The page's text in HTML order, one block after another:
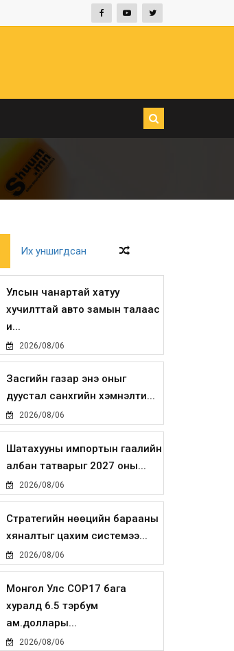
Их уншигдсан
Улсын чанартай хатуу
хучилттай авто замын талаас
и...
2026/08/06
Засгийн газар энэ оныг
дуустал санхүүгийн хэмнэлти...
2026/08/06
Шатахууны импортын гаалийн
албан татварыг 2027 оны...
2026/08/06
Стратегийн нөөцийн барааны
хяналтыг цахим системээ...
2026/08/06
Монгол Улс COP17 бага
хуралд 6.5 тэрбум
ам.доллары...
2026/08/06